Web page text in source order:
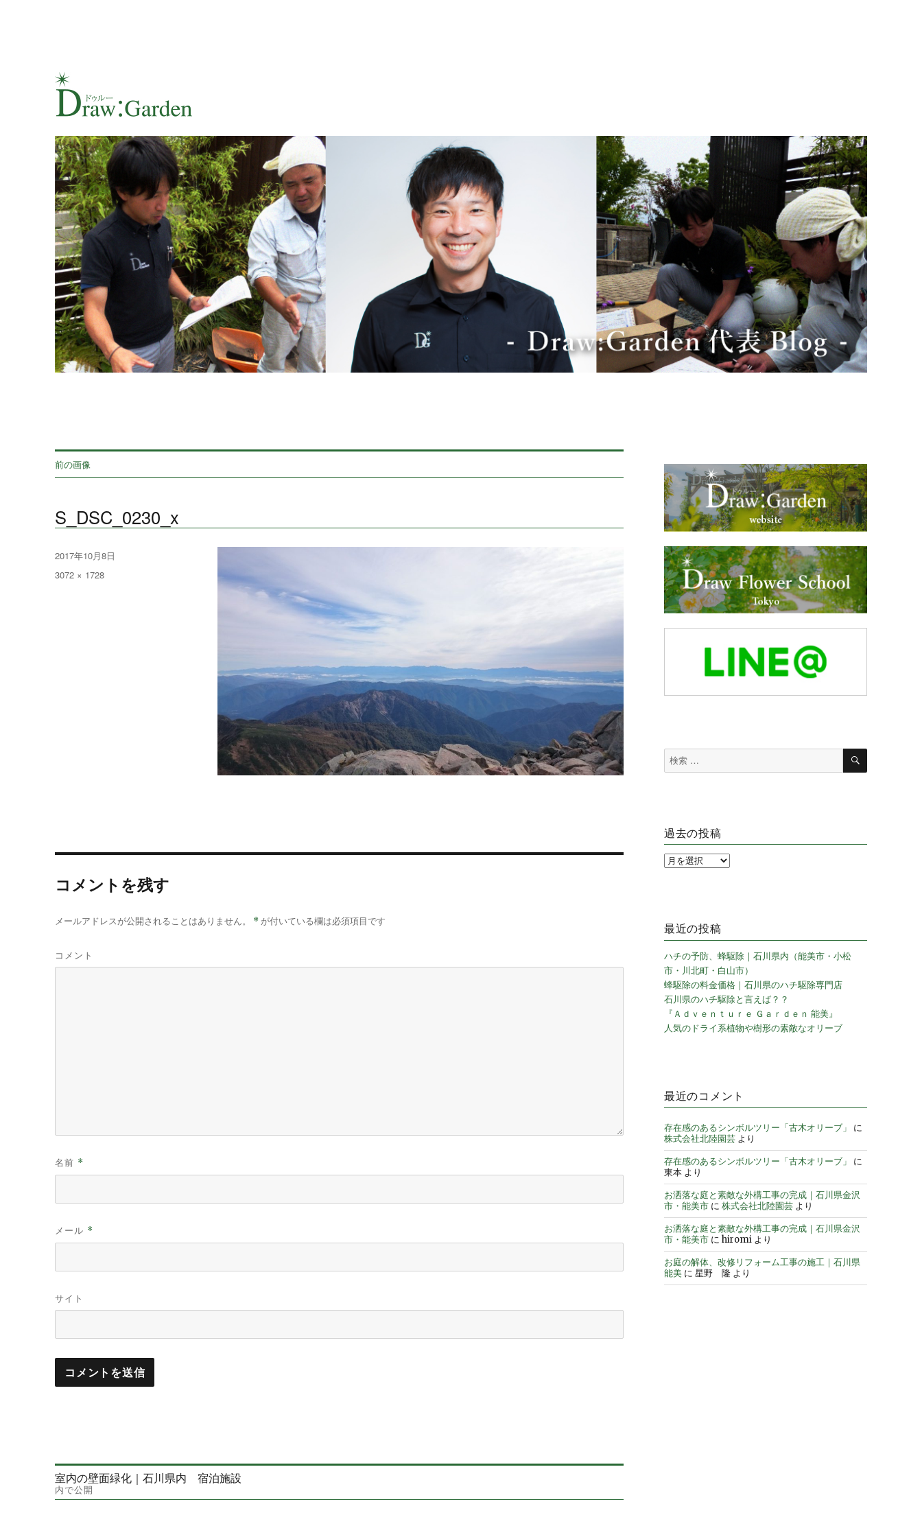
Draw:Garden代表（村本宏斗）のブログ
賀）の お庭や家周りの悩みを解決するために日々走り続けております！
前の画像
S_DSC_0230_x
投
稿
2017年10月8日
フ
3072 × 1728
コメントを残す
メールアドレスが公開されることはありません。 * が付いている欄は必須項目です
コメント
名前 *
メール *
サイト
投
室内の壁面緑化｜石川県内 宿泊施設
内で公開
検
索
検
過去の投稿
過
最近の投稿
ハチの予防、蜂駆除｜石川県内（能美市・小松
市・川北町・白山市）
蜂駆除の料金価格｜石川県のハチ駆除専門店
石川県のハチ駆除と言えば？？
『Ａｄｖｅｎｔｕｒｅ Ｇａｒｄｅｎ 能美』
人気のドライ系植物や樹形の素敵なオリーブ
最近のコメント
存在感のあるシンボルツリー「古木オリーブ」
に
株式会社北陸園芸より
存在感のあるシンボルツリー「古木オリーブ」
に
東本より
お洒落な庭と素敵な外構工事の完成｜石川県金沢
市・能美市に 株式会社北陸園芸より
お洒落な庭と素敵な外構工事の完成｜石川県金沢
市・能美市に hiromiより
お庭の解体、改修リフォーム工事の施工｜石川県
能美に 星野 隆より